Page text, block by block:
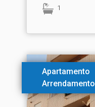
1
Apartamento
Arrendamento